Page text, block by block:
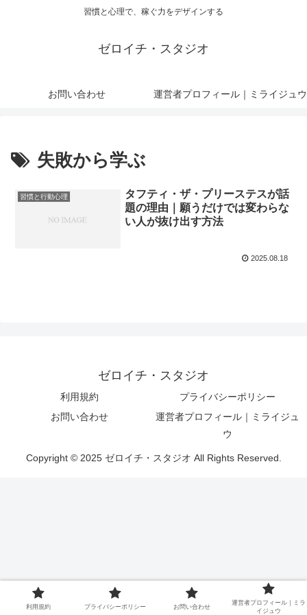
習慣と心理で、稼ぐ力をデザインする
ゼロイチ・スタジオ
お問い合わせ 運営者プロフィール｜ミライジュウ
失敗から学ぶ
習慣と行動心理
タフティ・ザ・プリーステスが話
題の理由｜願うだけでは変わらな
い人が抜け出す方法
2025.08.18
ゼロイチ・スタジオ
利用規約
プライバシーポリシー
お問い合わせ
運営者プロフィール｜ミライジュ
ウ
Copyright © 2025 ゼロイチ・スタジオ All Rights Reserved.
利用規約 プライバシーポリシー お問い合わせ
運営者プロフィール｜ミラ
イジュウ